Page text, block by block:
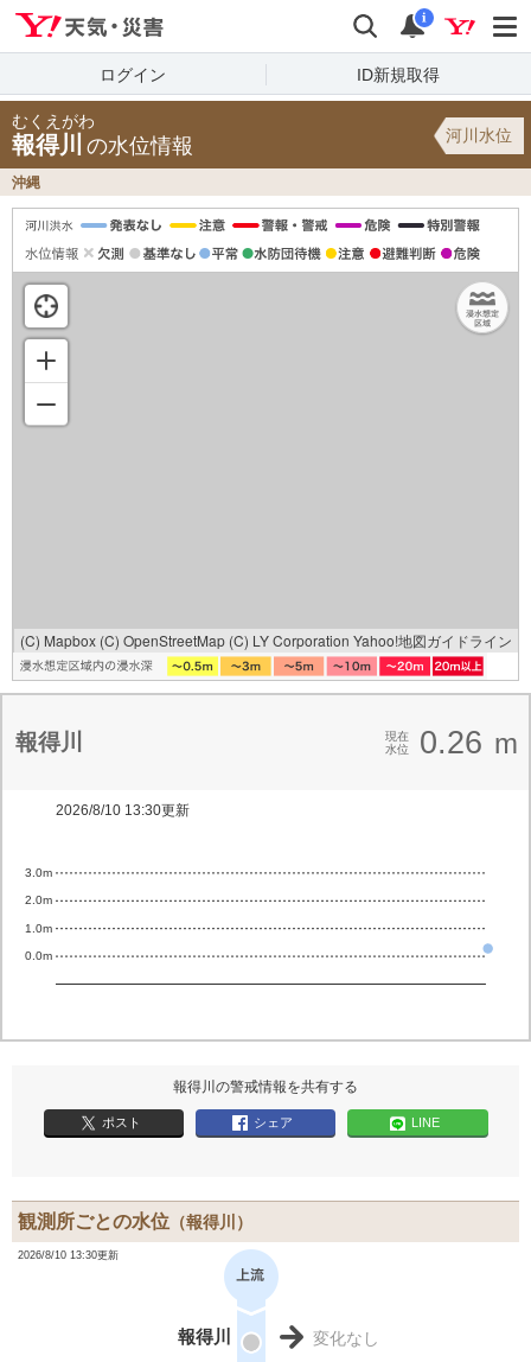
検索 通知
i
ログイン ID新規取得
むくえがわ
報得川 の水位情報 河川水位
沖縄
(C) Mapbox (C) OpenStreetMap (C) LY Corporation Yahoo!地図ガイドライン
報得川
現在
水位
0.26 m
2026/8/10 13:30更新
0.0m
1.0m
2.0m
3.0m
報得川の警戒情報を共有する
ポスト シェア LINE
観測所ごとの水位 （報得川）
2026/8/10 13:30更新
報得川 変化なし